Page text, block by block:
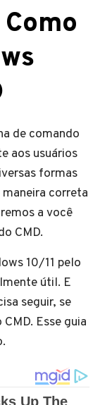
de comando
aos usuários
formas
correta
a você
CMD.
10/11 pelo
útil. E
seguir, se
Esse guia